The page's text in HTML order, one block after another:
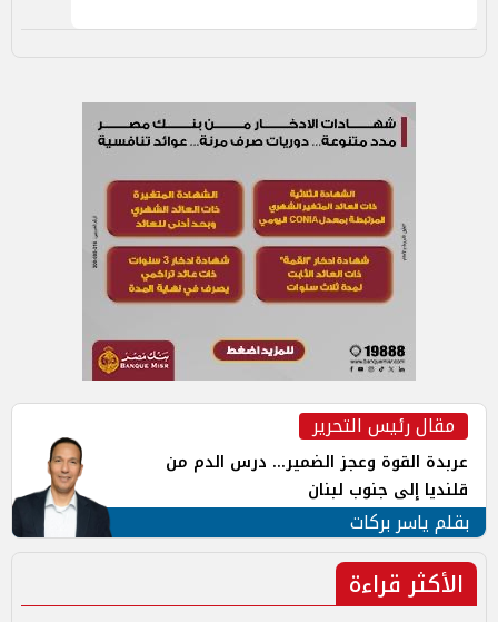
مقال رئيس التحرير
عربدة القوة وعجز الضمير... درس الدم من
قلنديا إلى جنوب لبنان
بقلم ياسر بركات
الأكثر قراءة